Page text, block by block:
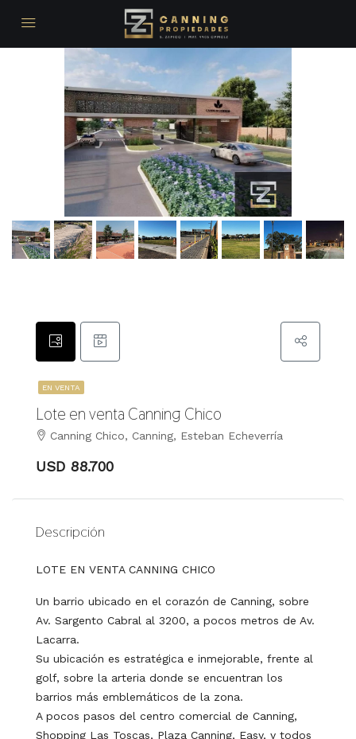
EN VENTA
Lote en venta Canning Chico
Canning Chico, Canning, Esteban Echeverría
USD 88.700
Descripción
LOTE EN VENTA CANNING CHICO
Un barrio ubicado en el corazón de Canning, sobre
Av. Sargento Cabral al 3200, a pocos metros de Av.
Lacarra.
Su ubicación es estratégica e inmejorable, frente al
golf, sobre la arteria donde se encuentran los
barrios más emblemáticos de la zona.
A pocos pasos del centro comercial de Canning,
Shopping Las Toscas, Plaza Canning, Easy, y todos